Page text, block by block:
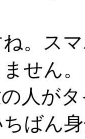
。スマ
せん。
人がタ
ばん